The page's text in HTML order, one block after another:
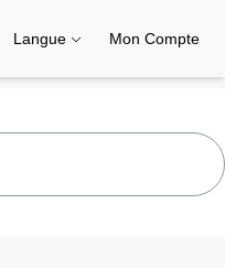
Langue Mon Compte